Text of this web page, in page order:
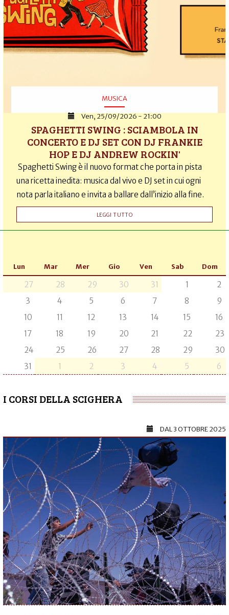
MUSICA
Ven, 25/09/2026 - 21:00
SPAGHETTI SWING : SCIAMBOLA IN
CONCERTO E DJ SET CON DJ FRANKIE
HOP E DJ ANDREW ROCKIN'
Spaghetti Swing è il nuovo format che porta in pista
una ricetta inedita: musica dal vivo e DJ set in cui ogni
nota parla italiano e invita a ballare dall’inizio alla fine.
LEGGI TUTTO
Lun Mar Mer Gio Ven Sab Dom
27 28 29 30 31 1
2
3
4 5 6 7 8
9
10
11 12 13 14 15
16
17
18 19 20 21 22
23
24
25 26 27 28 29
30
31
1 2 3 4 5 6
I CORSI DELLA SCIGHERA
DAL3 OTTOBRE 2025